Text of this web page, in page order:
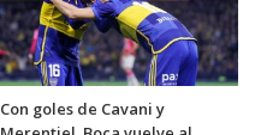
Con goles de Cavani y